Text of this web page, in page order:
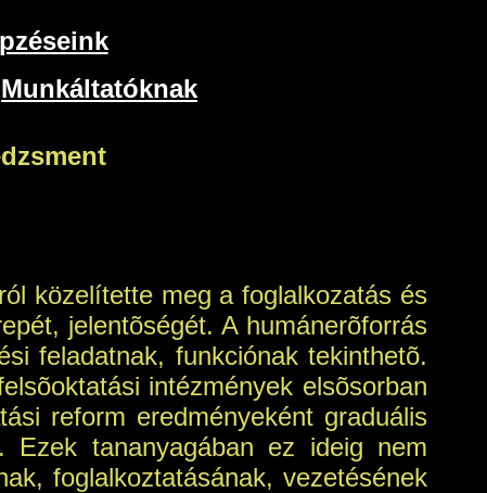
Munkáltatóknak
közelítette meg a foglalkozatás és
jelentõségét. A humánerõforrás
feladatnak, funkciónak tekinthetõ.
intézmények elsõsorban
reform eredményeként graduális
Ezek tananyagában ez ideig nem
foglalkoztatásának, vezetésének